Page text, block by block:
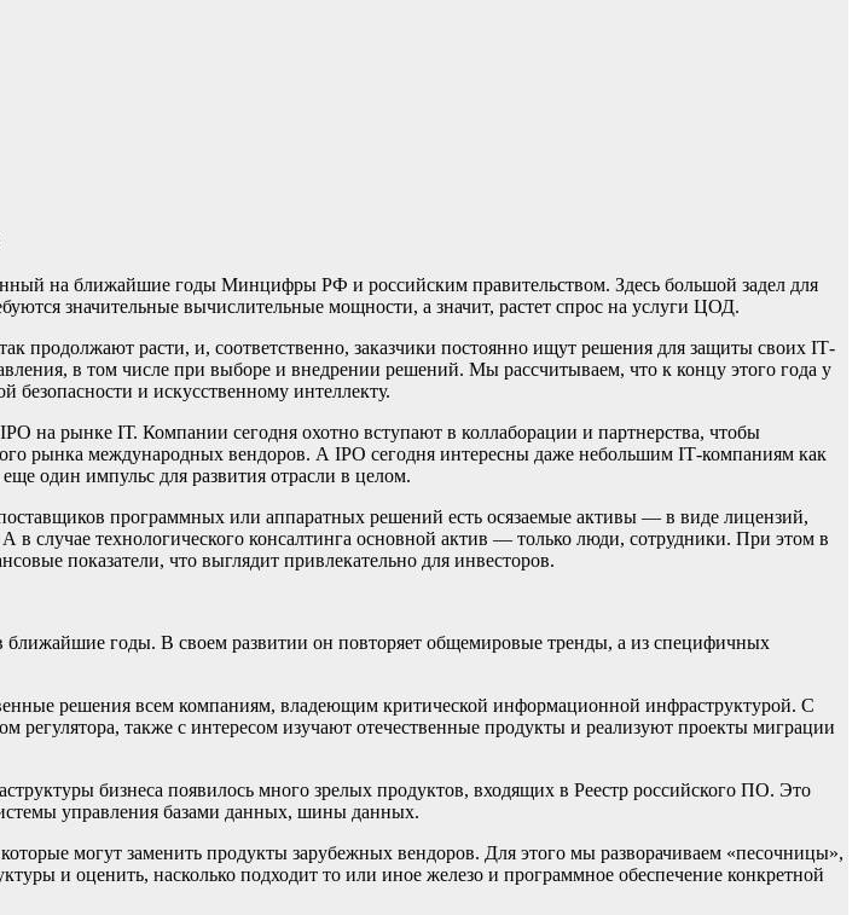
на ближайшие годы Минцифры РФ и российским правительством. Здесь большой задел для
значительные вычислительные мощности, а значит, растет спрос на услуги ЦОД.
продолжают расти, и, соответственно, заказчики постоянно ищут решения для защиты своих IТ-
в том числе при выборе и внедрении решений. Мы рассчитываем, что к концу этого года у
безопасности и искусственному интеллекту.
на рынке IТ. Компании сегодня охотно вступают в коллаборации и партнерства, чтобы
рынка международных вендоров. А IРO сегодня интересны даже небольшим IТ-компаниям как
один импульс для развития отрасли в целом.
программных или аппаратных решений есть осязаемые активы — в виде лицензий,
случае технологического консалтинга основной актив — только люди, сотрудники. При этом в
показатели, что выглядит привлекательно для инвесторов.
годы. В своем развитии он повторяет общемировые тренды, а из специфичных
решения всем компаниям, владеющим критической информационной инфраструктурой. С
регулятора, также с интересом изучают отечественные продукты и реализуют проекты миграции
бизнеса появилось много зрелых продуктов, входящих в Реестр российского ПО. Это
управления базами данных, шины данных.
могут заменить продукты зарубежных вендоров. Для этого мы разворачиваем «песочницы»,
и оценить, насколько подходит то или иное железо и программное обеспечение конкретной